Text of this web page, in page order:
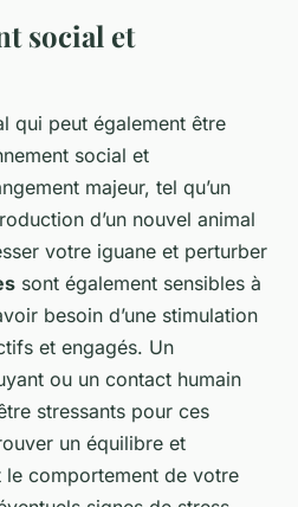
social et
qui peut également être
social et
majeur, tel qu’un
d’un nouvel animal
votre iguane et perturber
sont également sensibles à
besoin d’une stimulation
et engagés. Un
ou un contact humain
stressants pour ces
un équilibre et
comportement de votre